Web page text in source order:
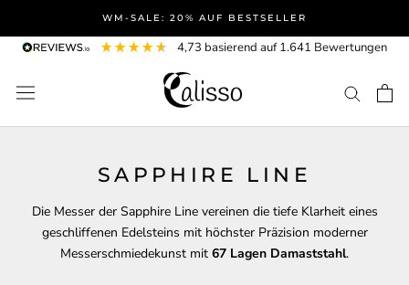
Inhalt
WM-SALE: 20% AUF BESTSELLER
4,73 basierend auf1.641 Bewertungen
SAPPHIRE LINE
Die Messer der Sapphire Line vereinen die tiefe Klarheit eines
geschliffenen Edelsteins mit höchster Präzision moderner
Messerschmiedekunst mit 67 Lagen Damaststahl.